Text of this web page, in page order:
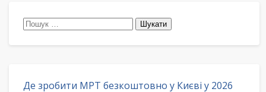
Пошук:
Де зробити МРТ безкоштовно у Києві у 2026